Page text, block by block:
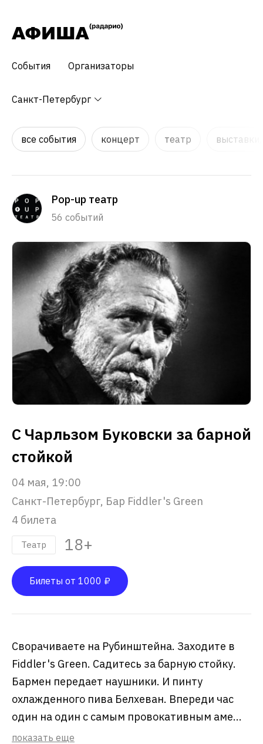
События Организаторы
Санкт-Петербург
все события концерт театр
Pop-up театр
56 событий
С Чарльзом Буковски за барной
стойкой
04 мая, 19:00
Санкт-Петербург, Бар Fiddler's Green
4 билета
Театр 18+
Билеты от 1000 ₽
Сворачиваете на Рубинштейна. Заходите в
Fiddler's Green. Садитесь за барную стойку.
Бармен передает наушники. И пинту
охлажденного пива Белхеван. Впереди час
один на один с самым провокативным аме...
показать еще